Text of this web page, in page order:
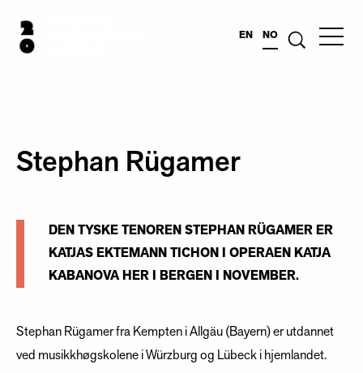
EN NO
Stephan Rügamer
DEN TYSKE TENOREN STEPHAN RÜGAMER ER
KATJAS EKTEMANN TICHON I OPERAEN KATJA
KABANOVA HER I BERGEN I NOVEMBER.
Stephan Rügamer fra Kempten i Allgäu (Bayern) er utdannet
ved musikkhøgskolene i Würzburg og Lübeck i hjemlandet.